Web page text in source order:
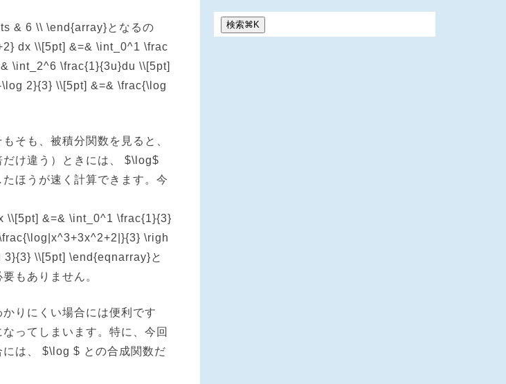
& 6 \\ \end{array}となるの
dx \\[5pt] &=& \int_0^1 \frac
\int_2^6 \frac{1}{3u}du \\[5pt]
2}{3} \\[5pt] &=& \frac{\log
そも、被積分関数を見ると、
け違う）ときには、 $\log$
ほうが速く計算できます。今
\\[5pt] &=& \int_0^1 \frac{1}{3}
\righ
\\[5pt] \end{eqnarray}と
もありません。
りにくい場合には便利です
ってしまいます。特に、今回
は、 $\log $ との合成関数だ
検索⌘ K